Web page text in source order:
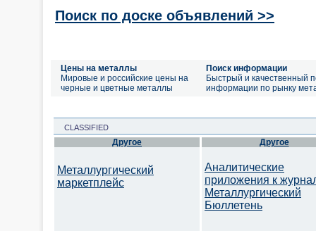
Поиск по доске объявлений >>
Цены на металлы
Мировые и российские цены на
черные и цветные металлы
Поиск информации
Быстрый и качественный
информации по рынку
CLASSIFIED
Другое
Металлургический
маркетплейс
Другое
Аналитические
приложения к
Металлургический
Бюллетень